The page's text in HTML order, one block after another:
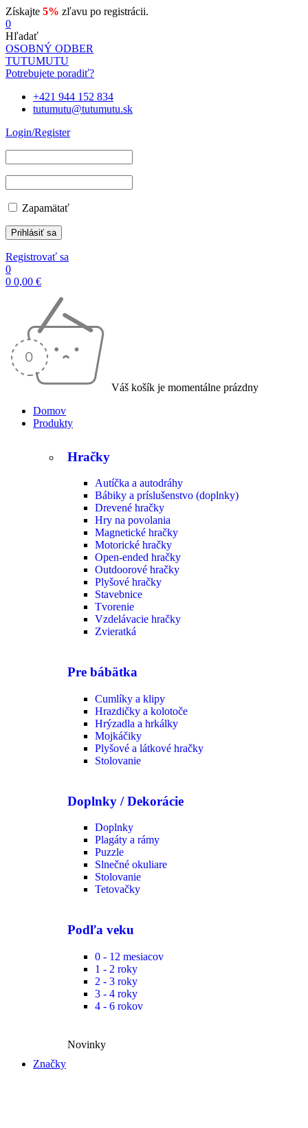
Získajte 5% zľavu po registrácii.
0
Hľadať
OSOBNÝ ODBER
TUTUMUTU
Potrebujete poradiť?
+421 944 152 834
tutumutu@tutumutu.sk
Login/Register
Zapamätať
Registrovať sa
0
0 0,00 €
Váš košík je momentálne prázdny
Domov
Produkty
Hračky
Autíčka a autodráhy
Bábiky a príslušenstvo (doplnky)
Drevené hračky
Hry na povolania
Magnetické hračky
Motorické hračky
Open-ended hračky
Outdoorové hračky
Plyšové hračky
Stavebnice
Tvorenie
Vzdelávacie hračky
Zvieratká
Pre bábätka
Cumlíky a klipy
Hrazdičky a kolotoče
Hrýzadla a hrkálky
Mojkáčiky
Plyšové a látkové hračky
Stolovanie
Doplnky / Dekorácie
Doplnky
Plagáty a rámy
Puzzle
Slnečné okuliare
Stolovanie
Tetovačky
Podľa veku
0 - 12 mesiacov
1 - 2 roky
2 - 3 roky
3 - 4 roky
4 - 6 rokov
Novinky​
Značky